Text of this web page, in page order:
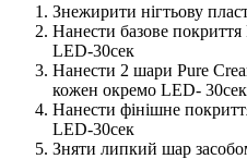
Знежирити нігтьову
Нанести базове
LED-30сек
Нанести 2 шари Pure
кожен окремо LED- 30сек
Нанести фінішне
LED-30сек
Зняти липкий шар